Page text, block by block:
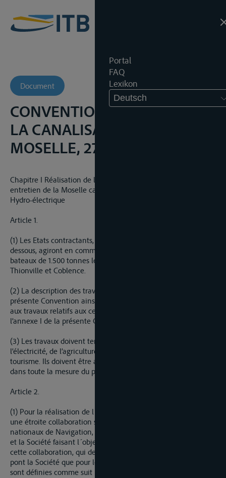
Portal
FAQ
Lexikon
Deutsch
Document
CONVENTION AU SUJET DE
LA CANALISATION DE LA
MOSELLE, 27 OKTOBER 1956
Chapitre I Réalisation de l’aménagement de la Moselle et
entretien de la Moselle canalisée – Utilisation de l’énergie
Hydro-électrique
Article 1.
(1) Les Etats contractants, conformément aux dispositions ci-
dessous, agiront en commun pour rendre accessible aux
bateaux de 1.500 tonnes le cours de la Moselle entre
Thionville et Coblence.
(2) La description des travaux à accomplir en exécution de la
présente Convention ainsi que leur délimitation par rapport
aux travaux relatifs aux centrales électriques font l’objet de
l’annexe I de la présente Convention.
(3) Les travaux doivent tenir compte des besoins de
l’électricité, de l’agriculture, de la pêche, de l’hydrologie et du
tourisme. Ils doivent être accomplis de manière à respecter,
dans toute la mesure du possible, l’harmonie des sites.
Article 2.
(1) Pour la réalisation de l´aménagement défini à l´article 1,
une étroite collaboration s´établira entre les Services
nationaux de Navigation, chacun pour leur secteur respectif,
et la Société faisant l´objet du chapitre II. Les conditions de
cette collaboration, qui devra s´établir aux moindres frais, tant
pont la Société que pour les Services nationaux de Navigation,
sont définies comme suit :